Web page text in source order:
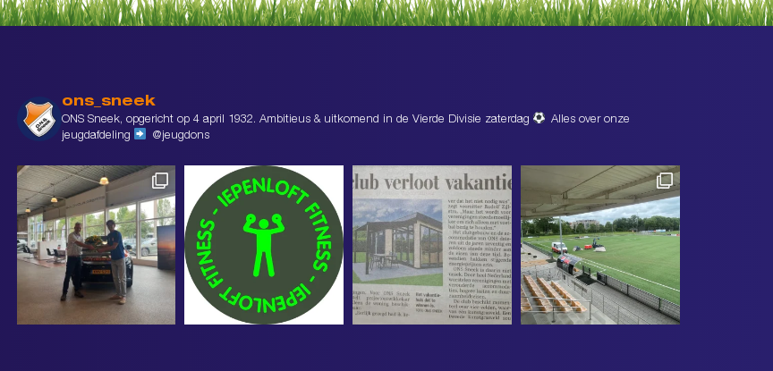
ons_sneek
ONS Sneek, opgericht op 4 april 1932. Ambitieus & uitkomend in de Vierde Divisie zaterdag
Alles over onze
jeugdafdeling
@jeugdons